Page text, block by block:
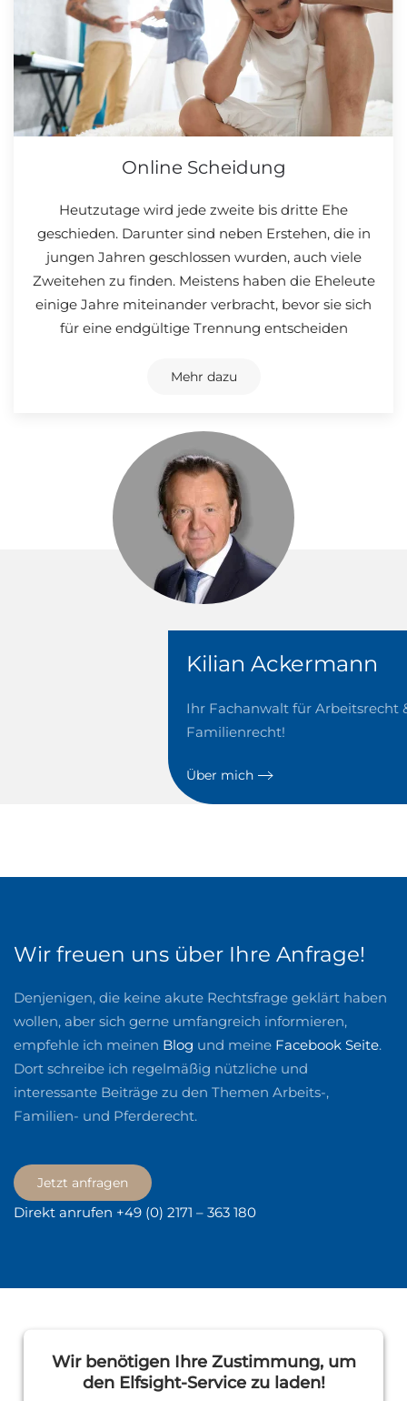
Online Scheidung
Heutzutage wird jede zweite bis dritte Ehe
geschieden. Darunter sind neben Erstehen, die in
jungen Jahren geschlossen wurden, auch viele
Zweitehen zu finden. Meistens haben die Eheleute
einige Jahre miteinander verbracht, bevor sie sich
für eine endgültige Trennung entscheiden
Mehr dazu
Kilian Ackermann
Ihr Fachanwalt für Arbeitsrecht
Familienrecht!
Über mich
Wir freuen uns über Ihre Anfrage!
Denjenigen, die keine akute Rechtsfrage geklärt haben
wollen, aber sich gerne umfangreich informieren,
empfehle ich meinen Blog und meine Facebook Seite.
Dort schreibe ich regelmäßig nützliche und
interessante Beiträge zu den Themen Arbeits-,
Familien- und Pferderecht.
Jetzt anfragen
Direkt anrufen +49 (0) 2171 – 363 180
Wir benötigen Ihre Zustimmung, um
den Elfsight-Service zu laden!